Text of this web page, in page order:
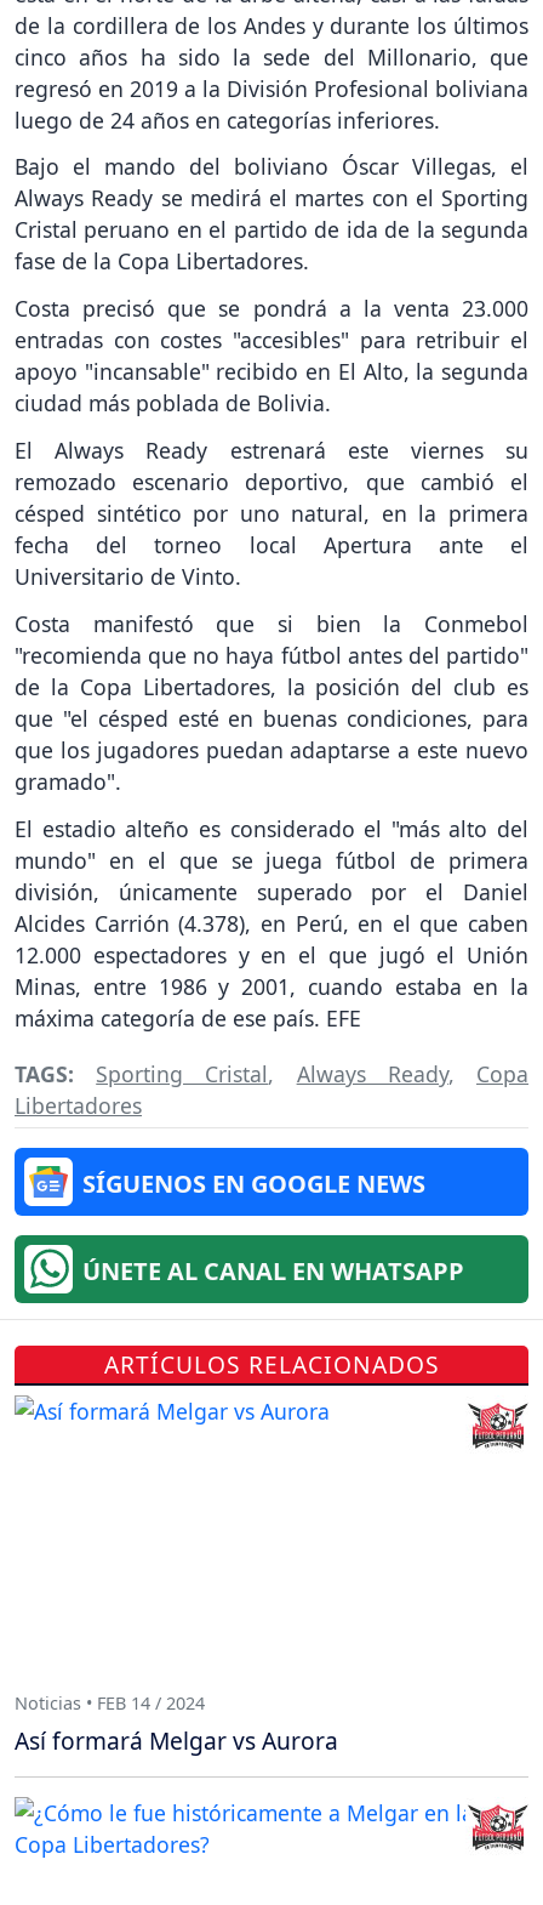
de la cordillera de los Andes y durante los últimos
cinco años ha sido la sede del Millonario, que
regresó en 2019 a la División Profesional boliviana
luego de 24 años en categorías inferiores.
Bajo el mando del boliviano Óscar Villegas, el
Always Ready se medirá el martes con el Sporting
Cristal peruano en el partido de ida de la segunda
fase de la Copa Libertadores.
Costa precisó que se pondrá a la venta 23.000
entradas con costes "accesibles" para retribuir el
apoyo "incansable" recibido en El Alto, la segunda
ciudad más poblada de Bolivia.
El Always Ready estrenará este viernes su
remozado escenario deportivo, que cambió el
césped sintético por uno natural, en la primera
fecha del torneo local Apertura ante el
Universitario de Vinto.
Costa manifestó que si bien la Conmebol
"recomienda que no haya fútbol antes del partido"
de la Copa Libertadores, la posición del club es
que "el césped esté en buenas condiciones, para
que los jugadores puedan adaptarse a este nuevo
gramado".
El estadio alteño es considerado el "más alto del
mundo" en el que se juega fútbol de primera
división, únicamente superado por el Daniel
Alcides Carrión (4.378), en Perú, en el que caben
12.000 espectadores y en el que jugó el Unión
Minas, entre 1986 y 2001, cuando estaba en la
máxima categoría de ese país. EFE
TAGS: Sporting Cristal, Always Ready, Copa
Libertadores
SÍGUENOS EN GOOGLE NEWS
ÚNETE AL CANAL EN WHATSAPP
ARTÍCULOS RELACIONADOS
Noticias • FEB 14 / 2024
Así formará Melgar vs Aurora